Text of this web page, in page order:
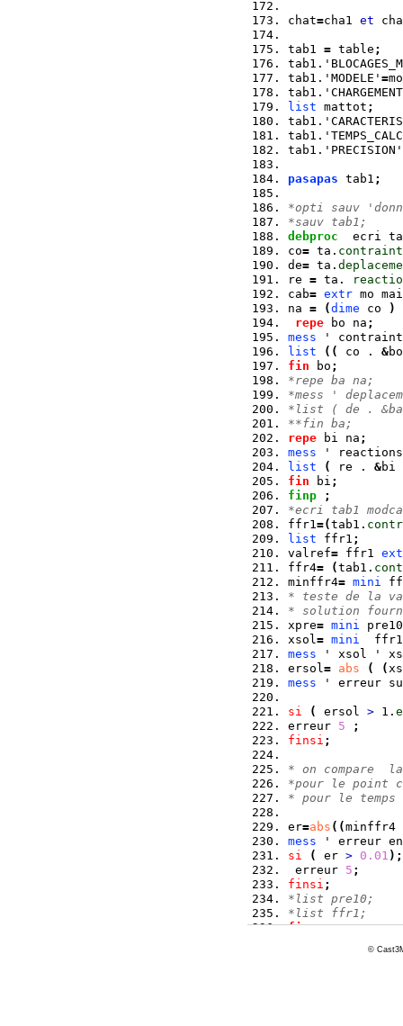
chat=cha1 et
tab1 = table ;
tab1.'MODELE' =
list mattot ;
tab1.'PRECISION'
pasapas tab1 ;
*opti sauv
*sauv tab1;
debproc
  ecri ta
co= ta.
de= ta.
re = ta.
cab= extr mo
na = (dime co
)
repe bo na ;
mess '
list
( ( co . &
fin bo ;
*repe ba na;
*mess '
*list ( de . &ba
**fin ba;
repe bi na ;
mess '
list
( re . &bi
fin bi ;
finp
;
*ecri tab1
ffr1=(tab1.
list ffr1 ;
valref= ffr1
ffr4= (tab1.
minffr4= mini
* teste de la
* solution
xpre= mini pre10
xsol= mini
  ffr1
mess ' xsol '
ersol= abs ( (
mess ' erreur
si ( ersol > 1. e
erreur 5
;
finsi ;
* on compare
*pour le point
* pour le
er=abs ( (minffr4
mess ' erreur
si
( er > 0.01 ) ;
erreur 5 ;
finsi ;
*list pre10;
*list ffr1;
fin;
©